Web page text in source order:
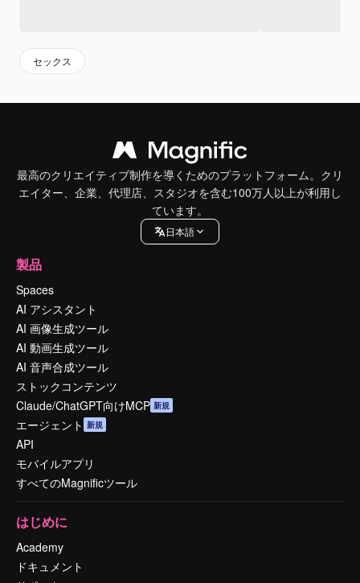
セックス
最高のクリエイティブ制作を導くためのプラットフォーム。クリ
エイター、企業、代理店、スタジオを含む100万人以上が利用し
ています。
日本語
製品
Spaces
AI アシスタント
AI 画像生成ツール
AI 動画生成ツール
AI 音声合成ツール
ストックコンテンツ
Claude/ChatGPT向けMCP 新規
エージェント 新規
API
モバイルアプリ
すべてのMagnificツール
はじめに
Academy
ドキュメント